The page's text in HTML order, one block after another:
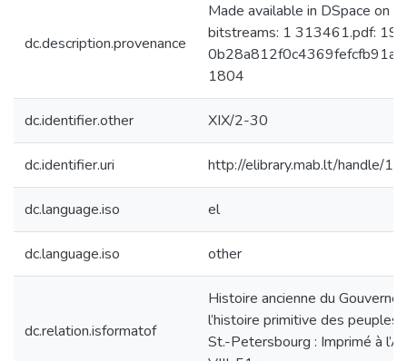
dc.description.provenance
Made available in DSpace on
bitstreams: 1 313461.pdf:
1804
dc.identifier.other XIX/2-30
dc.identifier.uri http://elibrary.mab.lt/handle/1/
dc.language.iso el
dc.language.iso other
dc.relation.isformatof
Histoire ancienne du
l’histoire primitive des peuples
St.-Petersbourg : Imprimé à